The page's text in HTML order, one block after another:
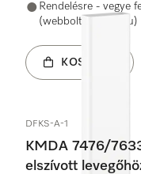
Rendelésre - vegye
(webbolt@miele.hu)
KOSÁRBA
DFKS-A-1
KMDA 7476/
elszívott